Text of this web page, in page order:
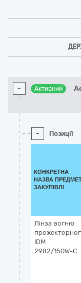
- Активний
- Позиції
КОНКРЕТНА
НАЗВА
ЗАКУПІВЛІ
Лінза вогню
IDM
2982/150W-C